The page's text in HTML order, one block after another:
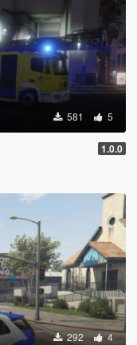
581 5
1.0.0
292 4